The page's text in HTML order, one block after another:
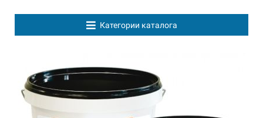
Категории каталога